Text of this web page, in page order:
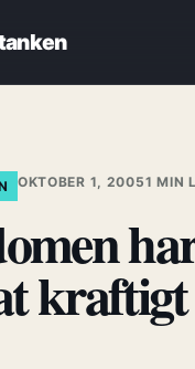
OKTOBER 1, 20051 MIN